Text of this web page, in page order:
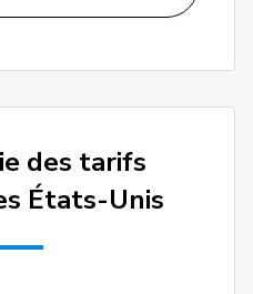
des tarifs
États-Unis